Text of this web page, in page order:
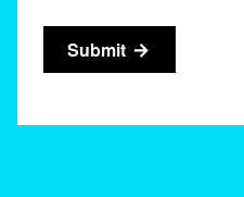
Submit